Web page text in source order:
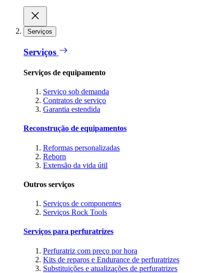
Serviços
Serviços
Serviços de equipamento
Serviço sob demanda
Contratos de serviço
Garantia estendida
Reconstrução de equipamentos
Reformas personalizadas
Reborn
Extensão da vida útil
Outros serviços
Serviços de componentes
Serviços Rock Tools
Serviços para perfuratrizes
Perfuratriz com preço por hora
Kits de reparos e Endurance de perfuratrizes
Substituições e atualizações de perfuratrizes